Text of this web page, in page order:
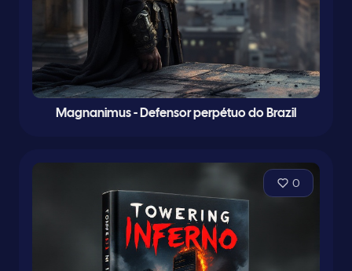
Magnanimus - Defensor perpétuo do Brazil
0